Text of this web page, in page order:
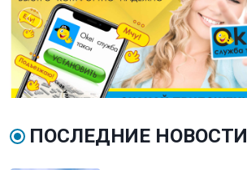
ПОСЛЕДНИЕ НОВОСТИ